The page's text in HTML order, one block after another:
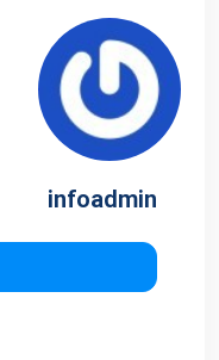
infoadmin